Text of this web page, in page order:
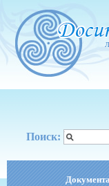
Поиск: